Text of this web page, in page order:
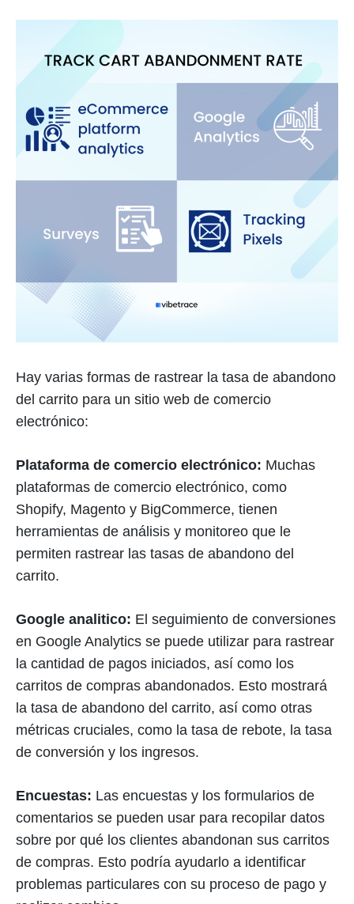
Hay varias formas de rastrear la tasa de abandono
del carrito para un sitio web de comercio
electrónico:
Plataforma de comercio electrónico: Muchas
plataformas de comercio electrónico, como
Shopify, Magento y BigCommerce, tienen
herramientas de análisis y monitoreo que le
permiten rastrear las tasas de abandono del
carrito.
Google analitico: El seguimiento de conversiones
en Google Analytics se puede utilizar para rastrear
la cantidad de pagos iniciados, así como los
carritos de compras abandonados. Esto mostrará
la tasa de abandono del carrito, así como otras
métricas cruciales, como la tasa de rebote, la tasa
de conversión y los ingresos.
Encuestas: Las encuestas y los formularios de
comentarios se pueden usar para recopilar datos
sobre por qué los clientes abandonan sus carritos
de compras. Esto podría ayudarlo a identificar
problemas particulares con su proceso de pago y